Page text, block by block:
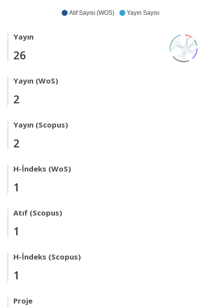
Atıf Sayısı (WOS) Yayın Sayısı
Yayın
26
Yayın (WoS)
2
Yayın (Scopus)
2
H-İndeks (WoS)
1
Atıf (Scopus)
1
H-İndeks (Scopus)
1
Proje